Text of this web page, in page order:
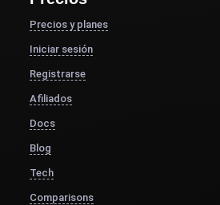
Precios y planes
Iniciar sesión
Registrarse
Afiliados
Docs
Blog
Tech
Comparisons